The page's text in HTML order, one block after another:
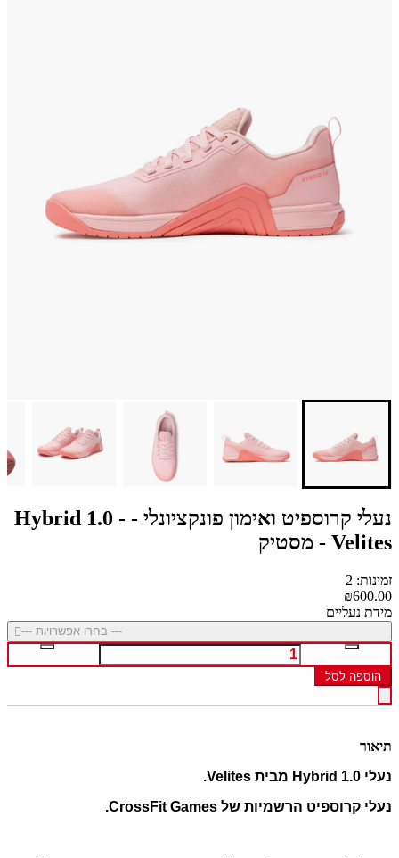
נעלי קרוספיט ואימון פונקציונלי - Hybrid 1.0 -
Velites - מסטיק
זמינות: 2
₪600.00
מידת נעליים
--- בחרו אפשרויות ---
הוספה לסל
תיאור
נעלי Hybrid 1.0 מבית Velites.
נעלי קרוספיט הרשמיות של CrossFit Games.